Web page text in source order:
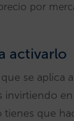
por
activarlo
se aplica
invirtiendo
que